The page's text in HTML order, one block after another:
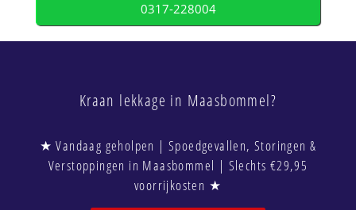
0317-228004
Kraan lekkage in Maasbommel?
★ Vandaag geholpen | Spoedgevallen, Storingen &
Verstoppingen in Maasbommel | Slechts €29,95
voorrijkosten ★